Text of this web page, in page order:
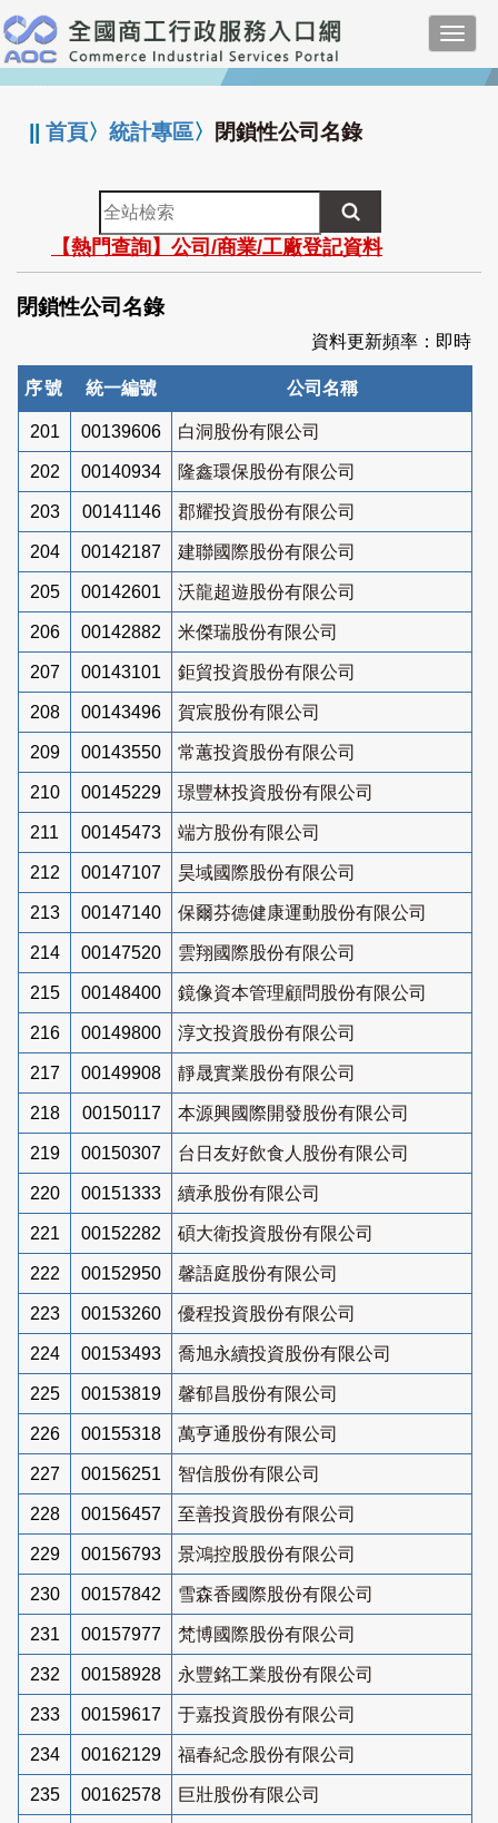
跳
到
主
要
:::
||首頁〉統計專區〉 閉鎖性公司名錄
全
站
檢
索
【熱門查詢】公司/商業/工廠登記資料
閉鎖性公司名錄
資料更新頻率：即時
序號 統一編號 公司名稱
201 00139606 白洞股份有限公司
202 00140934 隆鑫環保股份有限公司
203 00141146 郡耀投資股份有限公司
204 00142187 建聯國際股份有限公司
205 00142601 沃龍超遊股份有限公司
206 00142882 米傑瑞股份有限公司
207 00143101 鉅貿投資股份有限公司
208 00143496 賀宸股份有限公司
209 00143550 常蕙投資股份有限公司
210 00145229 璟豐林投資股份有限公司
211 00145473 端方股份有限公司
212 00147107 昊域國際股份有限公司
213 00147140 保爾芬德健康運動股份有限公司
214 00147520 雲翔國際股份有限公司
215 00148400 鏡像資本管理顧問股份有限公司
216 00149800 淳文投資股份有限公司
217 00149908 靜晟實業股份有限公司
218 00150117 本源興國際開發股份有限公司
219 00150307 台日友好飲食人股份有限公司
220 00151333 續承股份有限公司
221 00152282 碩大衛投資股份有限公司
222 00152950 馨語庭股份有限公司
223 00153260 優程投資股份有限公司
224 00153493 喬旭永續投資股份有限公司
225 00153819 馨郁昌股份有限公司
226 00155318 萬亨通股份有限公司
227 00156251 智信股份有限公司
228 00156457 至善投資股份有限公司
229 00156793 景鴻控股股份有限公司
230 00157842 雪森香國際股份有限公司
231 00157977 梵博國際股份有限公司
232 00158928 永豐銘工業股份有限公司
233 00159617 于嘉投資股份有限公司
234 00162129 福春紀念股份有限公司
235 00162578 巨壯股份有限公司